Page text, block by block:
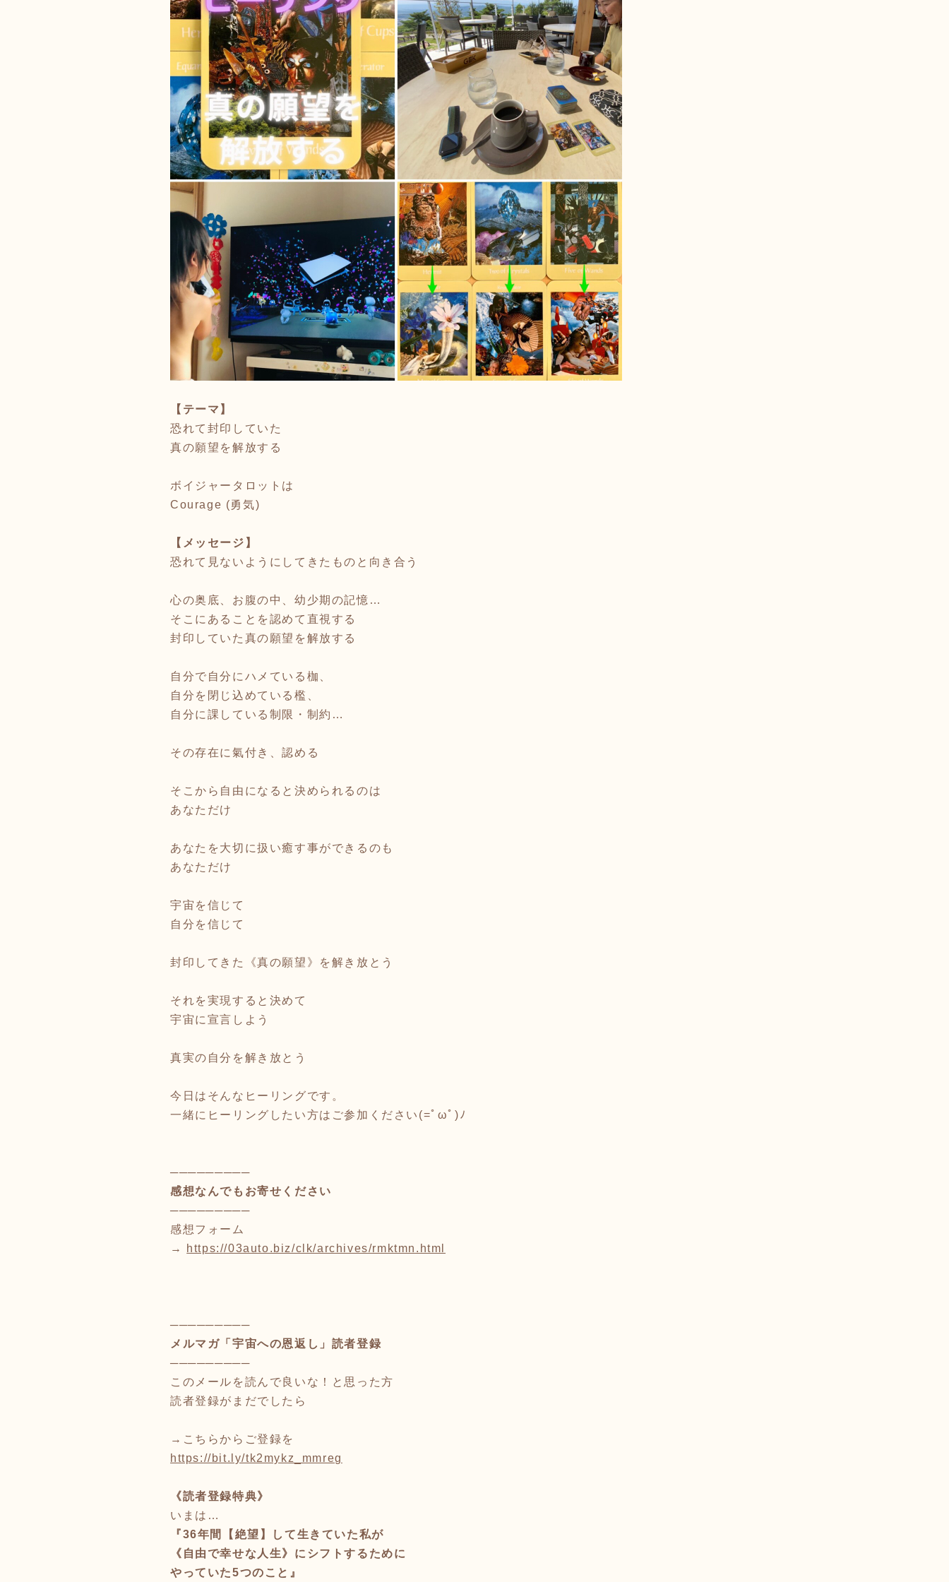
【テーマ】
恐れて封印していた
真の願望を解放する
ボイジャータロットは
Courage (勇気)
【メッセージ】
恐れて見ないようにしてきたものと向き合う
心の奥底、お腹の中、幼少期の記憶…
そこにあることを認めて直視する
封印していた真の願望を解放する
自分で自分にハメている枷、
自分を閉じ込めている檻、
自分に課している制限・制約…
その存在に氣付き、認める
そこから自由になると決められるのは
あなただけ
あなたを大切に扱い癒す事ができるのも
あなただけ
宇宙を信じて
自分を信じて
封印してきた《真の願望》を解き放とう
それを実現すると決めて
宇宙に宣言しよう
真実の自分を解き放とう
今日はそんなヒーリングです。
一緒にヒーリングしたい方はご参加ください(=ﾟωﾟ)ﾉ
─────────
感想なんでもお寄せください
─────────
感想フォーム
→
https://03auto.biz/clk/archives/rmktmn.html
─────────
メルマガ「宇宙への恩返し」読者登録
─────────
このメールを読んで良いな！と思った方
読者登録がまだでしたら
→こちらからご登録を
https://bit.ly/tk2mykz_mmreg
《読者登録特典》
いまは…
『36年間【絶望】して生きていた私が
《自由で幸せな人生》にシフトするために
やっていた5つのこと』